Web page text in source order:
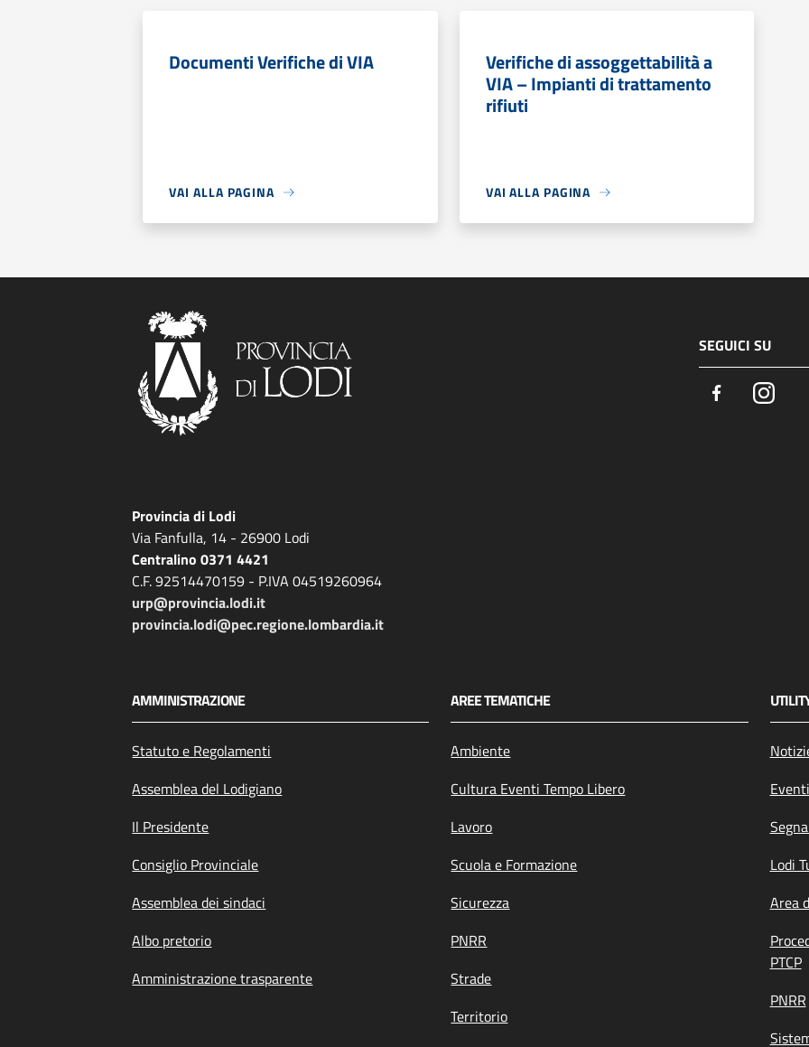
Documenti Verifiche di VIA
VAI ALLA PAGINA
Verifiche di assoggettabilità a
VIA – Impianti di trattamento
rifiuti
VAI ALLA PAGINA
SEGUICI SU
Facebook
Provincia di Lodi
Via Fanfulla, 14 - 26900 Lodi
Centralino 0371 4421
C.F. 92514470159 - P.IVA 04519260964
urp@provincia.lodi.it
provincia.lodi@pec.regione.lombardia.it
AMMINISTRAZIONE
Statuto e Regolamenti
Assemblea del Lodigiano
Il Presidente
Consiglio Provinciale
Assemblea dei sindaci
Albo pretorio
Amministrazione trasparente
AREE TEMATICHE
Ambiente
Cultura Eventi Tempo Libero
Lavoro
Scuola e Formazione
Sicurezza
PNRR
Strade
Territorio
Eventi
Lodi
Area
PTCP
PNRR